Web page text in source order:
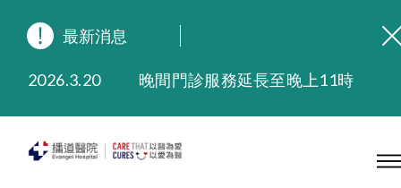
最新消息
2026.8.3
2026.3.20
晚間門診服務延長至晚上11時
2025.8.4
播道醫院體檢服務獲客戶正面評價